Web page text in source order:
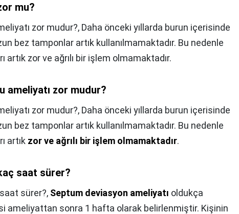
mu?
zor mudur?, Daha önceki yıllarda burun içerisinde
bez tamponlar artık kullanılmamaktadır. Bu nedenle
zor ve ağrılı bir işlem olmamaktadır.
ameliyatı zor mudur?
zor mudur?, Daha önceki yıllarda burun içerisinde
bez tamponlar artık kullanılmamaktadır. Bu nedenle
artık zor ve ağrılı bir işlem olmamaktadır.
saat sürer?
sürer?, Septum deviasyon ameliyatı oldukça
ameliyattan sonra 1 hafta olarak belirlenmiştir. Kişinin